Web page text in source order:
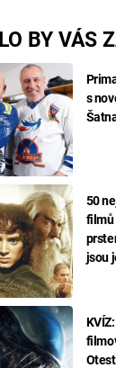
BY VÁS
s
50
filmů
jsou